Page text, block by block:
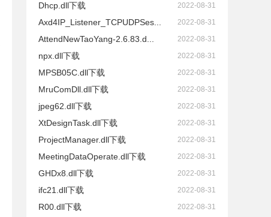
Dhcp.dll下载 2022-08-31
Axd4IP_Listener_TCPUDPSes... 2022-08-31
AttendNewTaoYang-2.6.83.d... 2022-08-31
npx.dll下载 2022-08-31
MPSB05C.dll下载 2022-08-31
MruComDll.dll下载 2022-08-31
jpeg62.dll下载 2022-08-31
XtDesignTask.dll下载 2022-08-31
ProjectManager.dll下载 2022-08-31
MeetingDataOperate.dll下载 2022-08-31
GHDx8.dll下载 2022-08-31
ifc21.dll下载 2022-08-31
R00.dll下载 2022-08-31